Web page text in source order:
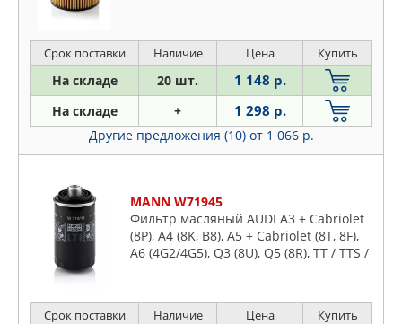
Срок поставки Наличие Цена Купить
На складе 20 шт. 1 148 р.
На складе + 1 298 р.
Другие предложения (10) от 1 066 р.
MANN W71945
Фильтр масляный AUDI A3 + Cabriolet
(8P), A4 (8K, B8), A5 + Cabriolet (8T, 8F),
A6 (4G2/4G5), Q3 (8U), Q5 (8R), TT / TTS /
Срок поставки Наличие Цена Купить